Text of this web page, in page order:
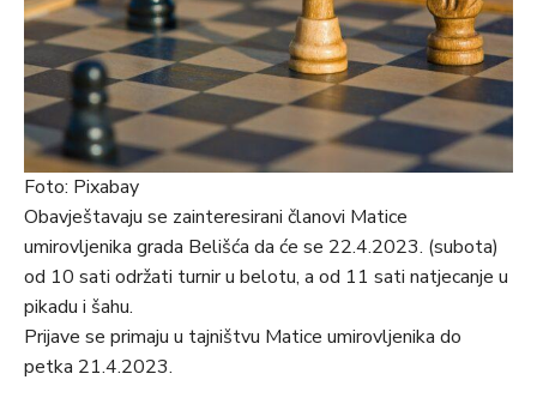
Foto: Pixabay
Obavještavaju se zainteresirani članovi Matice
umirovljenika grada Belišća da će se 22.4.2023. (subota)
od 10 sati održati turnir u belotu, a od 11 sati natjecanje u
pikadu i šahu.
Prijave se primaju u tajništvu Matice umirovljenika do
petka 21.4.2023.